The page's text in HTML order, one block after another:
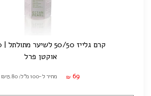
קרם גלייז 50/50 לשיער מתולתל | 500 מ"ל
אוקטן פרל
₪ 69 מחיר ל-100 מ"ל: ₪13.80